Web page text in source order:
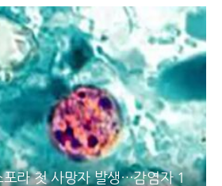
포라 첫 사망자 발생…감염자 1